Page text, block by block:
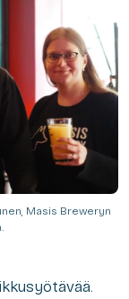
Masis Breweryn